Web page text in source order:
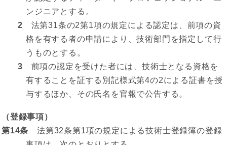
ンジニアとする。
2 法第31条の2第1項の規定による認定は、前項の資
格を有する者の申請により、技術部門を指定して行
うものとする。
3 前項の認定を受けた者には、技術士となる資格を
有することを証する別記様式第4の2による証書を授
与するほか、その氏名を官報で公告する。
（登録事項）
第14条 法第32条第1項の規定による技術士登録簿の登録